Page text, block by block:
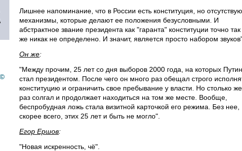
©
Лишнее напоминание, что в России есть конституция, но
механизмы, которые делают ее положения безусловными. И
абстрактное звание президента как "гаранта" конституции точно так
же никак не определено. И значит, является просто набором
Он же:
"Между прочим, 25 лет со дня выборов 2000 года, на которых Путин
стал президентом. После чего он много раз обещал строго
конституцию и ограничить свое пребывание у власти. Но столько же
раз солгал и продолжает находиться на том же месте. Вообще,
беспробудная ложь стала визитной карточкой его режима. Без нее,
скорее всего, этих 25 лет и быть не могло".
Егор Ершов:
"Новая искренность, чё".